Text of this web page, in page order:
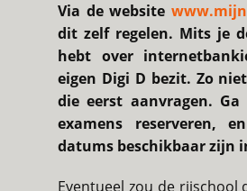
Via de website
dit zelf regelen. Mits je
hebt over
eigen Digi D bezit. Zo
die eerst aanvragen.
examens reserveren,
datums beschikbaar zijn
Eventueel zou de rijschool